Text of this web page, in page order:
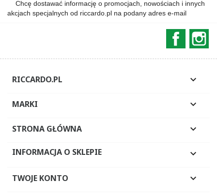
Chcę dostawać informację o promocjach, nowościach i innych
akcjach specjalnych od riccardo.pl na podany adres e-mail
RICCARDO.PL 
MARKI 
STRONA GŁÓWNA 
INFORMACJA O SKLEPIE 
TWOJE KONTO 